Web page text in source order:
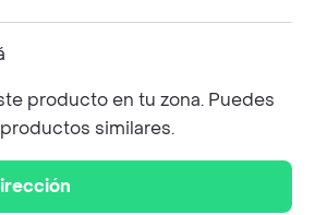
producto en tu zona. Puedes
similares.